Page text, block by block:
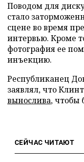
Поводом для
стало
сцене во время
интервью. Кроме
фотография ее
инъекцию.
Республиканец
заявлял, что
вынослива, чтобы
СЕЙЧАС ЧИТАЮТ